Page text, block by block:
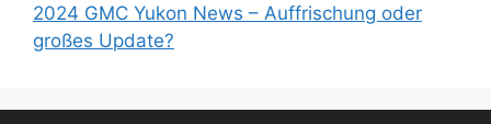
2024 GMC Yukon News – Auffrischung oder
großes Update?